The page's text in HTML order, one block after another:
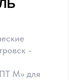
-
М» для